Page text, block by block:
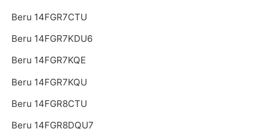
Beru 14FGR7CTU
Beru 14FGR7KDU6
Beru 14FGR7KQE
Beru 14FGR7KQU
Beru 14FGR8CTU
Beru 14FGR8DQU7